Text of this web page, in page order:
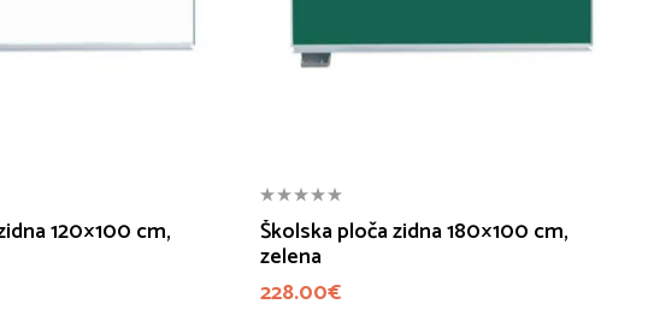
120×100 cm, Školska ploča zidna 180×100 cm,
zelena
228.00€